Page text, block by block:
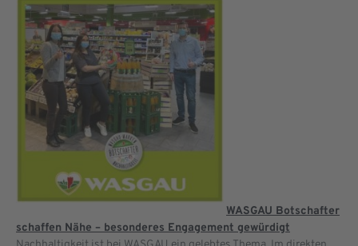
WASGAU Botschafter
schaffen Nähe – besonderes Engagement gewürdigt